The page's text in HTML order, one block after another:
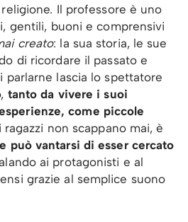
religione. Il professore è uno
gentili, buoni e comprensivi
creato: la sua storia, le sue
di ricordare il passato e
parlarne lascia lo spettatore
tanto da vivere i suoi
come piccole
ragazzi non scappano mai, è
può vantarsi di esser cercato
ai protagonisti e al
grazie al semplice suono